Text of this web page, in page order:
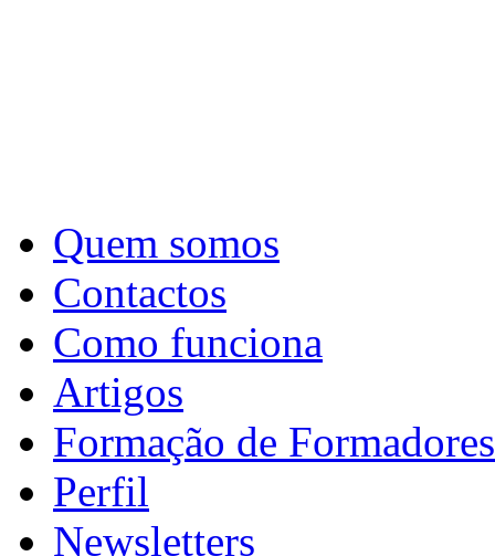
Quem somos
Contactos
Como funciona
Artigos
Formação de Formadores
Perfil
Newsletters